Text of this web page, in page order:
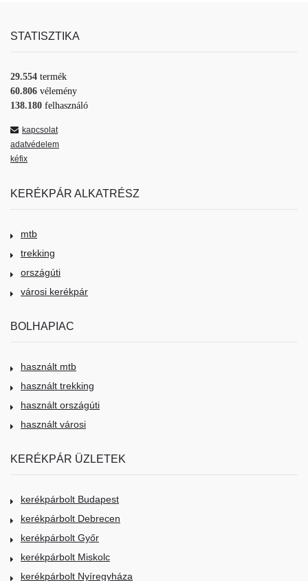
STATISZTIKA
29.554 termék
60.806 vélemény
138.180 felhasználó
kapcsolat
adatvédelem
kéfix
KERÉKPÁR ALKATRÉSZ
mtb
trekking
országúti
városi kerékpár
BOLHAPIAC
használt mtb
használt trekking
használt országúti
használt városi
KERÉKPÁR ÜZLETEK
kerékpárbolt Budapest
kerékpárbolt Debrecen
kerékpárbolt Győr
kerékpárbolt Miskolc
kerékpárbolt Nyíregyháza